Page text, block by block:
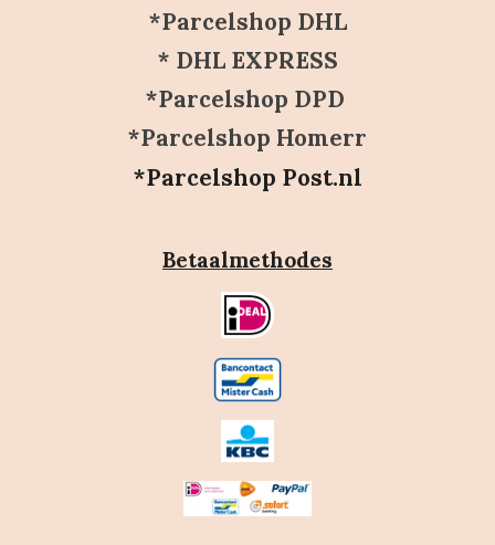
*Parcelshop DHL
* DHL EXPRESS
*Parcelshop DPD
*Parcelshop Homerr
*Parcelshop Post.nl
Betaalmethodes